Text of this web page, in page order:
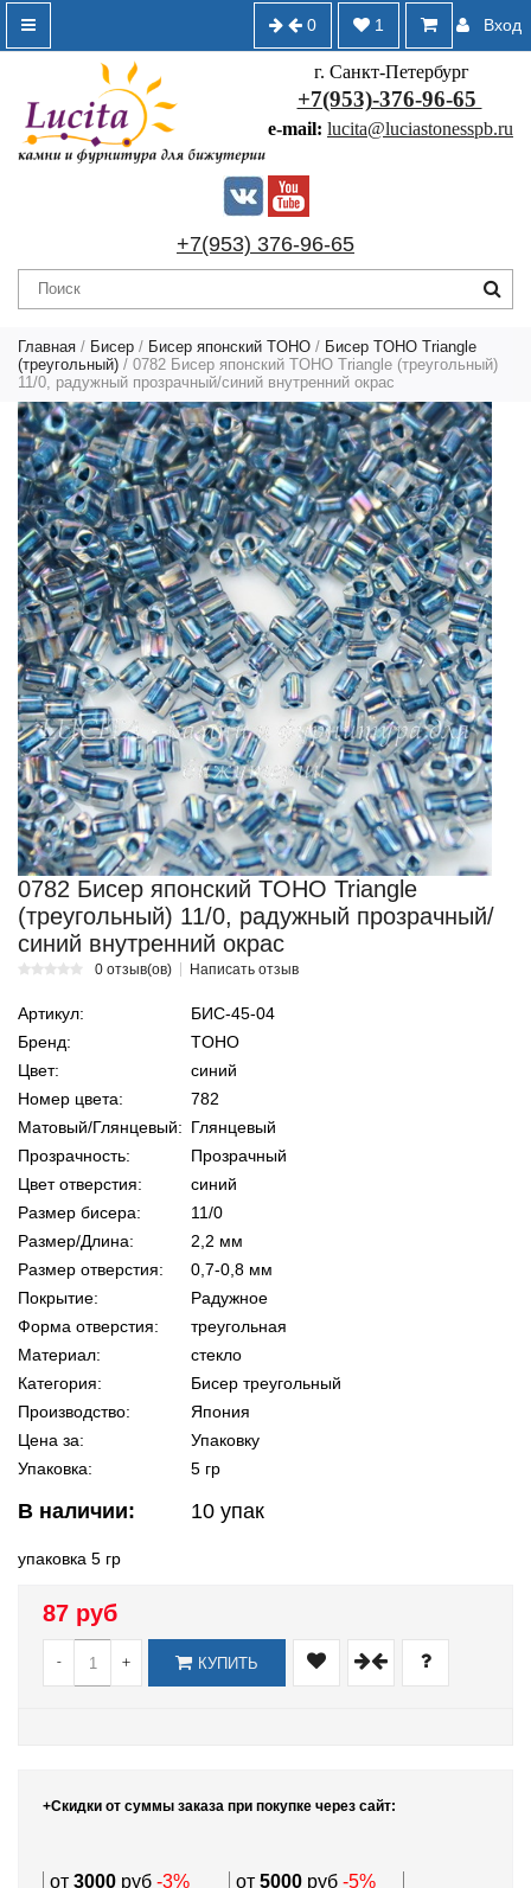
Вход
1
0
г. Санкт-Петербург
+7(953)-376-96-65
e-mail: lucita@luciastonesspb.ru
+7(953) 376-96-65
Главная / Бисер / Бисер японский TOHO / Бисер TOHO Triangle
(треугольный) / 0782 Бисер японский TOHO Triangle (треугольный)
11/0, радужный прозрачный/синий внутренний окрас
0782 Бисер японский TOHO Triangle
(треугольный) 11/0, радужный прозрачный/
синий внутренний окрас
0 отзыв(ов) Написать отзыв
Артикул:
БИС-45-04
Бренд:
TOHO
Цвет:
синий
Номер цвета:
782
Матовый/Глянцевый: Глянцевый
Прозрачность:
Прозрачный
Цвет отверстия:
синий
Размер бисера:
11/0
Размер/Длина:
2,2 мм
Размер отверстия:
0,7-0,8 мм
Покрытие:
Радужное
Форма отверстия:
треугольная
Материал:
стекло
Категория:
Бисер треугольный
Производство:
Япония
Цена за:
Упаковку
Упаковка:
5 гр
В наличии: 10 упак
упаковка 5 гр
87 руб
- + КУПИТЬ
+Скидки от суммы заказа при покупке через сайт:
от 3000 руб -3% от 5000 руб -5%